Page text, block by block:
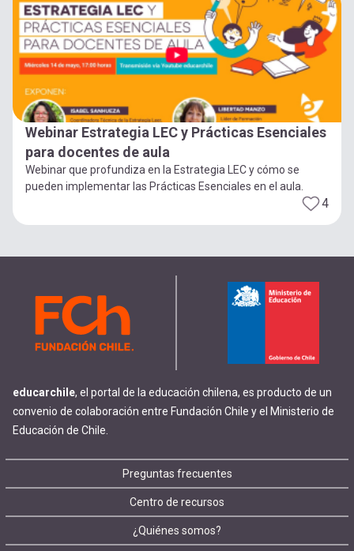
Webinar Estrategia LEC y Prácticas Esenciales
para docentes de aula
Webinar que profundiza en la Estrategia LEC y cómo se
pueden implementar las Prácticas Esenciales en el aula.
4
educarchile, el portal de la educación chilena, es producto de un
convenio de colaboración entre Fundación Chile y el Ministerio de
Educación de Chile.
Footer
menu
Preguntas frecuentes
Centro de recursos
¿Quiénes somos?